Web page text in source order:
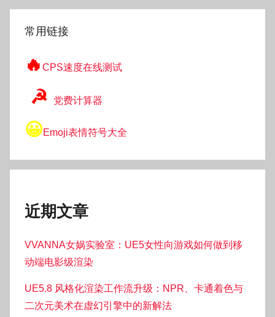
索
常用链接
🔥 CPS速度在线测试
☭ 党费计算器
😀Emoji表情符号大全
近期文章
VVANNA女娲实验室：UE5女性向游戏如何做到移
动端电影级渲染
UE5.8 风格化渲染工作流升级：NPR、卡通着色与
二次元美术在虚幻引擎中的新解法